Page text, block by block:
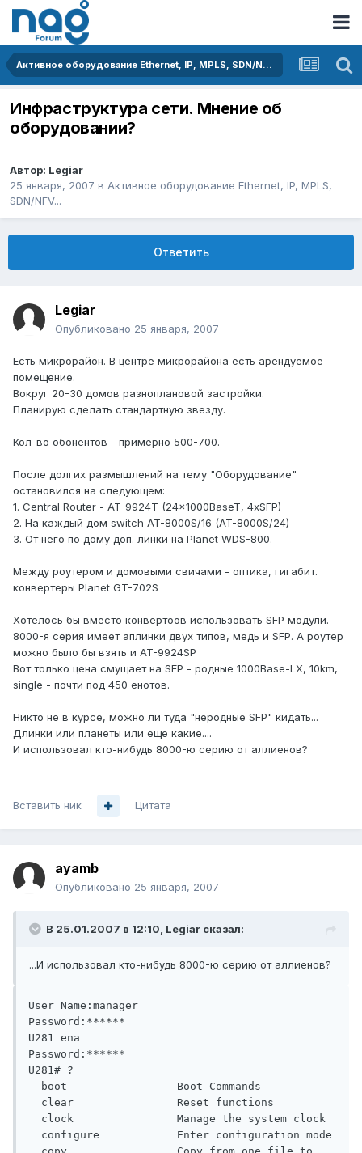
Активное оборудование Ethernet, IP, MPLS, SDN/NFV...
Инфраструктура сети. Мнение об
оборудовании?
Автор: Legiar
25 января, 2007 в Активное оборудование Ethernet, IP, MPLS,
SDN/NFV...
Ответить
Legiar
Опубликовано 25 января, 2007
Есть микрорайон. В центре микрорайона есть арендуемое
помещение.
Вокруг 20-30 домов разноплановой застройки.
Планирую сделать стандартную звезду.
Кол-во обонентов - примерно 500-700.
После долгих размышлений на тему "Оборудование"
остановился на следующем:
1. Central Router - AT-9924T (24x1000BaseT, 4xSFP)
2. На каждый дом switch AT-8000S/16 (AT-8000S/24)
3. От него по дому доп. линки на Planet WDS-800.
Между роутером и домовыми свичами - оптика, гигабит.
конвертеры Planet GT-702S
Хотелось бы вместо конвертоов использовать SFP модули.
8000-я серия имеет аплинки двух типов, медь и SFP. А роутер
можно было бы взять и AT-9924SP
Вот только цена смущает на SFP - родные 1000Base-LX, 10km,
single - почти под 450 енотов.
Никто не в курсе, можно ли туда "неродные SFP" кидать...
Длинки или планеты или еще какие....
И использовал кто-нибудь 8000-ю серию от аллиенов?
Вставить ник Цитата
ayamb
Опубликовано 25 января, 2007
В 25.01.2007 в 12:10, Legiar сказал:
...И использовал кто-нибудь 8000-ю серию от аллиенов?
User Name:manager
Password:******
U281 ena
Password:******
U281# ?
boot                 Boot Commands
clear                Reset functions
clock                Manage the system clock
configure            Enter configuration mode